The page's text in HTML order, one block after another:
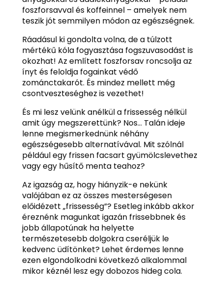
foszforsavval és koffeinnel – amelyek nem
teszik jót semmilyen módon az egészségnek.
Ráadásul ki gondolta volna, de a túlzott
mértékű kóla fogyasztása fogszuvasodást is
okozhat! Az említett foszforsav roncsolja az
ínyt és feloldja fogainkat védő
zománctakarót. És mindez mellett még
csontveszteséghez is vezethet!
És mi lesz velünk anélkül a frissesség nélkül
amit úgy megszerettünk? Nos… Talán ideje
lenne megismerkednünk néhány
egészségesebb alternatívával. Mit szólnál
például egy frissen facsart gyümölcslevethez
vagy egy hűsítő menta teahoz?
Az igazság az, hogy hiányzik-e nekünk
valójában ez az összes mesterségesen
előidézett „frissesség”? Esetleg inkább akkor
éreznénk magunkat igazán frissebbnek és
jobb állapotúnak ha helyette
természetesebb dolgokra cseréljük le
kedvenc üdítönket? Lehet érdemes lenne
ezen elgondolkodni következő alkalommal
mikor kéznél lesz egy dobozos hideg cola.